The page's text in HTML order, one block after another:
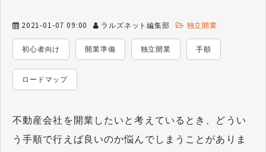
2021-01-07 09:00 ラルズネット編集部 独立開業
初心者向け 開業準備 独立開業 手順
ロードマップ
不動産会社を開業したいと考えているとき、どうい
う手順で行えば良いのか悩んでしまうことがありま